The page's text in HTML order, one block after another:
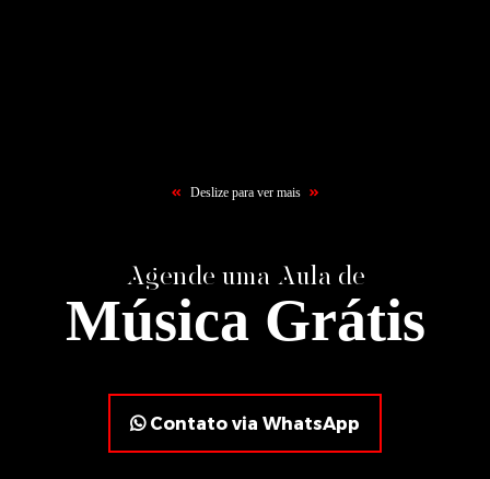
Deslize para ver mais
Agende uma Aula de
Música Grátis
Contato via WhatsApp